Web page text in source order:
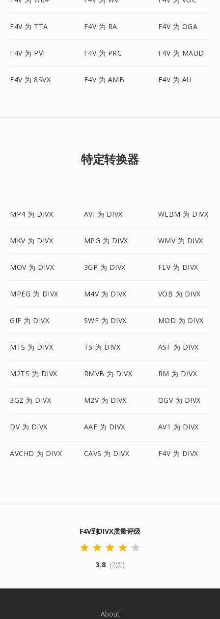
F4V 为 TTA F4V 为 RA F4V 为 OGA
F4V 为 PVF F4V 为 PRC F4V 为 MAUD
F4V 为 8SVX F4V 为 AMB F4V 为 AU
特定转换器
MP4 为 DIVX AVI 为 DIVX WEBM 为 DIVX
MKV 为 DIVX MPG 为 DIVX WMV 为 DIVX
MOV 为 DIVX 3GP 为 DIVX FLV 为 DIVX
MPEG 为 DIVX M4V 为 DIVX VOB 为 DIVX
GIF 为 DIVX SWF 为 DIVX MOD 为 DIVX
MTS 为 DIVX TS 为 DIVX ASF 为 DIVX
M2TS 为 DIVX RMVB 为 DIVX RM 为 DIVX
3G2 为 DIVX M2V 为 DIVX OGV 为 DIVX
DV 为 DIVX AAF 为 DIVX AV1 为 DIVX
AVCHD 为 DIVX CAVS 为 DIVX F4V 为 DIVX
F4V到DIVX质量评级
3.8 (2票)
About